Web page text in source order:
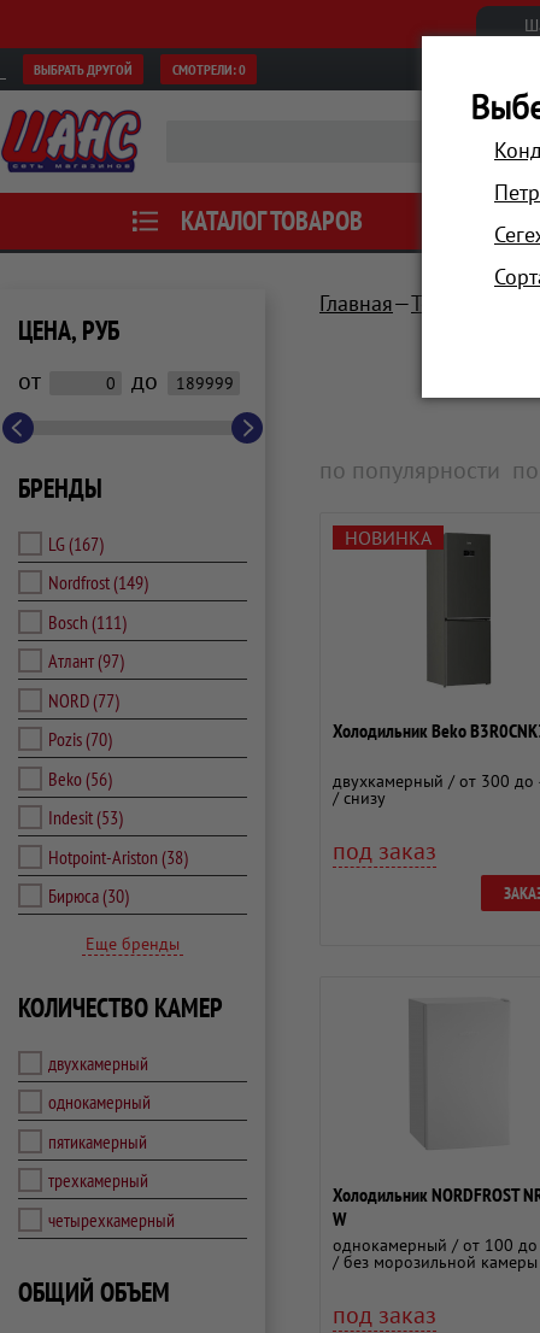
ВЫБРАТЬ ДРУГОЙ СМОТРЕЛИ:0
КАТАЛОГ ТОВАРОВ АКЦИИ
ЦЕНА, РУБ
от до
БРЕНДЫ
LG (167)
Nordfrost(149)
Bosch (111)
Атлант(97)
NORD(77)
Pozis(70)
Beko(56)
Indesit(53)
Hotpoint-Ariston (38)
Бирюса(30)
Еще бренды
КОЛИЧЕСТВО КАМЕР
двухкамерный
однокамерный
пятикамерный
трехкамерный
четырехкамерный
ОБЩИЙ ОБЪЕМ
Главная Техника для
по популярности
НОВИНКА
Холодильник Beko
двухкамерный / от 300 до
/ снизу
под заказ
Холодильник NORDFROST
W
однокамерный / от 100
/ без морозильной камеры
под заказ